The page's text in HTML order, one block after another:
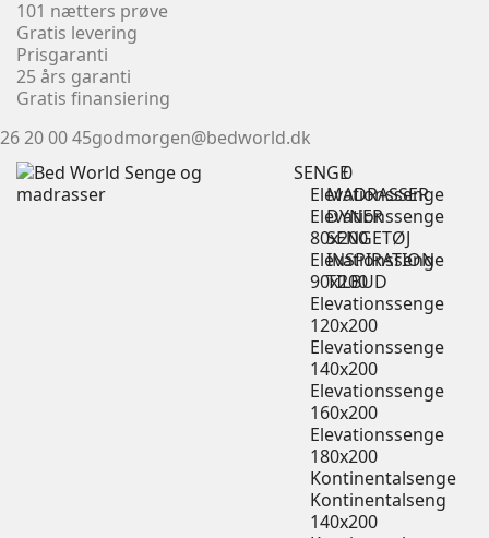
101 nætters prøve
Gratis levering
Prisgaranti
25 års garanti
Gratis finansiering
26 20 00 45godmorgen@bedworld.dk
SENGE
Elevationssenge
Elevationssenge
80x200
Elevationssenge
90x200
Elevationssenge
120x200
Elevationssenge
140x200
Elevationssenge
160x200
Elevationssenge
180x200
Kontinentalsenge
Kontinentalseng
140x200
MADRASSER
DYNER
SENGETØJ
INSPIRATION
TILBUD
0